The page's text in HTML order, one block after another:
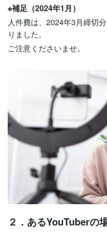
※補足（2024年1月）
人件費は、2024年3月締切
りました。
ご注意くださいませ。
２．あるYouTuberの